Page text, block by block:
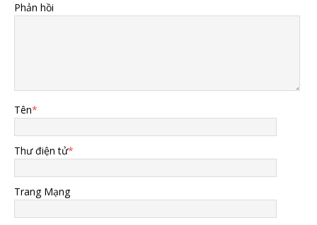
Phản hồi
Tên*
Thư điện tử*
Trang Mạng